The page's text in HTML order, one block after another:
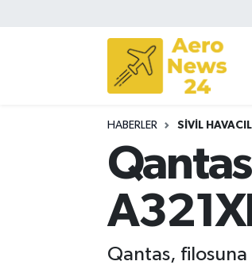
HABERLER SIVIL
Qantas, filosuna
Sivil Havacılık